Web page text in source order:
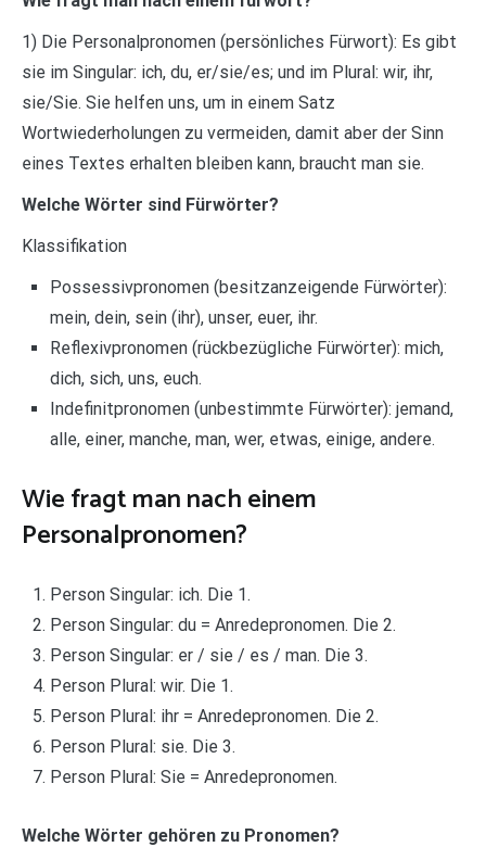
1) Die Personalpronomen (persönliches Fürwort): Es gibt
sie im Singular: ich, du, er/sie/es; und im Plural: wir, ihr,
sie/Sie. Sie helfen uns, um in einem Satz
Wortwiederholungen zu vermeiden, damit aber der Sinn
eines Textes erhalten bleiben kann, braucht man sie.
Welche Wörter sind Fürwörter?
Klassifikation
Possessivpronomen (besitzanzeigende Fürwörter):
mein, dein, sein (ihr), unser, euer, ihr.
Reflexivpronomen (rückbezügliche Fürwörter): mich,
dich, sich, uns, euch.
Indefinitpronomen (unbestimmte Fürwörter): jemand,
alle, einer, manche, man, wer, etwas, einige, andere.
Wie fragt man nach einem
Personalpronomen?
Person Singular: ich. Die 1.
Person Singular: du = Anredepronomen. Die 2.
Person Singular: er / sie / es / man. Die 3.
Person Plural: wir. Die 1.
Person Plural: ihr = Anredepronomen. Die 2.
Person Plural: sie. Die 3.
Person Plural: Sie = Anredepronomen.
Welche Wörter gehören zu Pronomen?